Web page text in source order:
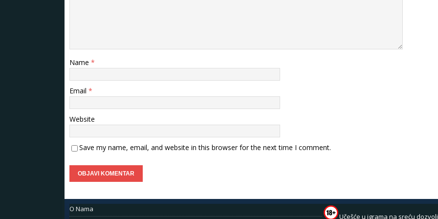
Name *
Email *
Website
Save my name, email, and website in this browser for the next time I comment.
O Nama
Učešće u igrama na sreću